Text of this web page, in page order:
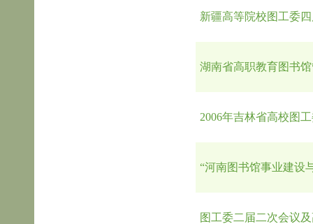
新疆高等院校图工委
湖南省高职教育图书
2006年吉林省高校图
“河南图书馆事业建设
图工委二届二次会议